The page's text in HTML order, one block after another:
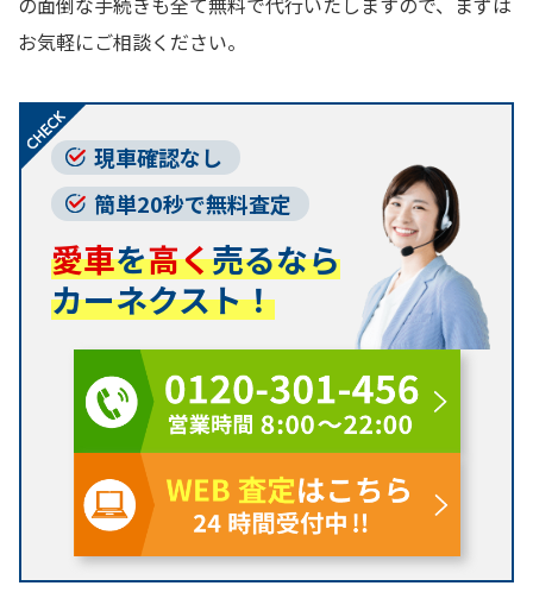
お気軽にご相談ください。
現車確認なし
簡単20秒で無料査定
愛車を高く売るなら
カーネクスト！